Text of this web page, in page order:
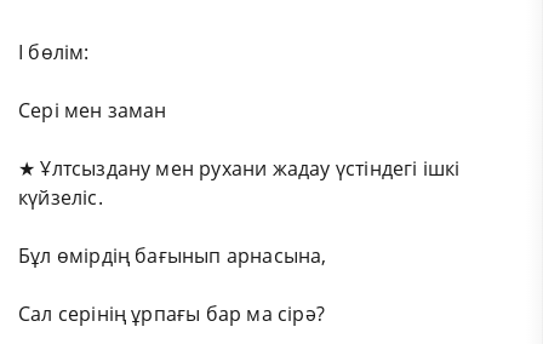
I бөлім:
Сері мен заман
★ Ұлтсыздану мен рухани жадау үстіндегі ішкі
күйзеліс.
Бұл өмірдің бағынып арнасына,
Сал серінің ұрпағы бар ма сірә?